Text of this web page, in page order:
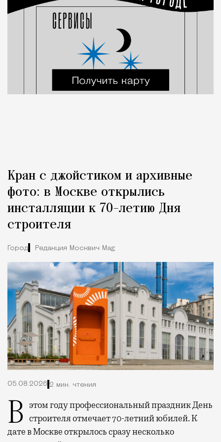
Кран с джойстиком и архивные
фото: в Москве открылись
инсталляции к 70-летию Дня
строителя
Город Редакция Москвич Mag
05.08.2026 2 мин. чтения
В этом году профессиональный праздник День строителя отмечает 70-летний юбилей. К
дате в Москве открылось сразу несколько